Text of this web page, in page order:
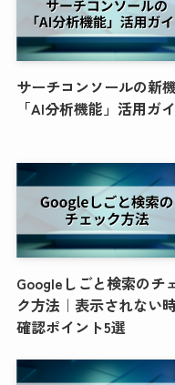
サーチコンソールの新
「AI分析機能」活用ガ
Googleしごと検索のチ
ク方法｜表示されない
確認ポイント5選